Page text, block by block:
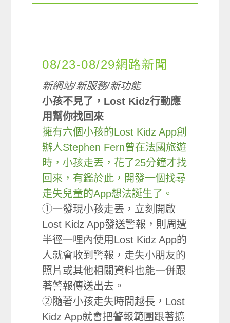
08/23-08/29網路新聞
新網站/新服務/新功能
小孩不見了，Lost Kidz行動應
用幫你找回來
擁有六個小孩的Lost Kidz App創
辦人Stephen Fern曾在法國旅遊
時，小孩走丟，花了25分鐘才找
回來，有鑑於此，開發一個找尋
走失兒童的App想法誕生了。
①一發現小孩走丟，立刻開啟
Lost Kidz App發送警報，則周遭
半徑一哩內使用Lost Kidz App的
人就會收到警報，走失小朋友的
照片或其他相關資料也能一併跟
著警報傳送出去。
②隨著小孩走失時間越長，Lost
Kidz App就會把警報範圍跟著擴